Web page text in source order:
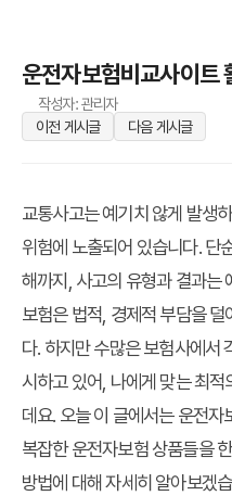
운전자보험비교사이트
작성자: 관리자
이전 게시글
다음 게시글
교통사고는 예기치 않게 발생
위험에 노출되어 있습니다. 단
해까지, 사고의 유형과 결과는
보험은 법적, 경제적 부담을
다. 하지만 수많은 보험사에서
시하고 있어, 나에게 맞는 최
데요. 오늘 이 글에서는운전자
복잡한 운전자보험 상품들을
방법에 대해 자세히 알아보겠